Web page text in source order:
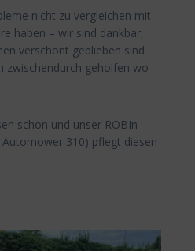
nicht zu vergleichen mit
haben – wir sind dankbar,
verschont geblieben sind
zwischendurch geholfen wo
schon und unser ROBIn
310) pflegt diesen